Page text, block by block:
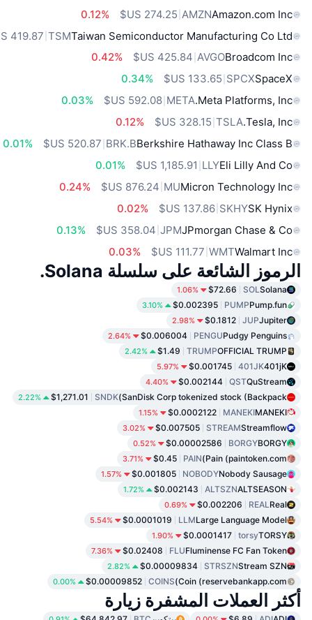
Amazon.com Inc
AMZN
0.12%
Taiwan Semiconductor Manufacturing Co Ltd
TSM
Broadcom Inc
AVGO
0.42%
SpaceX
SPCX
0.34%
Meta Platforms, Inc.
META
‏592.08 US$
0.03%
Tesla, Inc.
TSLA
0.12%
Berkshire Hathaway Inc Class B
BRK.B
0.01%
Eli Lilly And Co
LLY
0.01%
Micron Technology Inc
MU
0.24%
SK Hynix
SKHY
‏137.86 US$
0.02%
JPmorgan Chase & Co
JPM
0.13%
Walmart Inc
WMT
0.03%
الرموز الشائعة على سلسلة Solana.
Solana
SOL
$72.66
1.06%
Pump.fun
PUMP
$0.002395
3.10%
Jupiter
JUP
$0.1812
2.98%
Pudgy Penguins
PENGU
$0.006004
2.64%
OFFICIAL TRUMP
TRUMP
$1.49
2.42%
401jK
401JK
$0.001745
5.97%
QuStream
QST
$0.002144
4.40%
SanDisk Corp tokenized stock (Backpack)
SNDK
$1,271.01
2.22%
MANEKI
MANEKI
$0.0002122
1.15%
Streamflow
STREAM
$0.007505
3.02%
BORGY
BORGY
$0.00002586
0.52%
Pain (paintoken.com)
PAIN
$0.45
3.71%
Nobody Sausage
NOBODY
$0.001805
1.57%
ALTSEASON
ALTSZN
$0.002143
1.72%
Real
REAL
$0.002206
0.69%
Large Language Model
LLM
$0.0001019
5.54%
TORSY
torsy
$0.0001417
1.90%
Fluminense FC Fan Token
FLU
$0.02408
7.36%
Stream SZN
STRSZN
$0.00009834
2.82%
Coin (reservebankapp.com)
COINS
$0.00009852
0.00%
أكثر العملات المشفرة زيارة